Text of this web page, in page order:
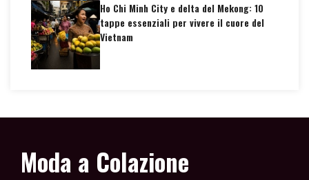
Ho Chi Minh City e delta del Mekong: 10
tappe essenziali per vivere il cuore del
Vietnam
Moda a Colazione